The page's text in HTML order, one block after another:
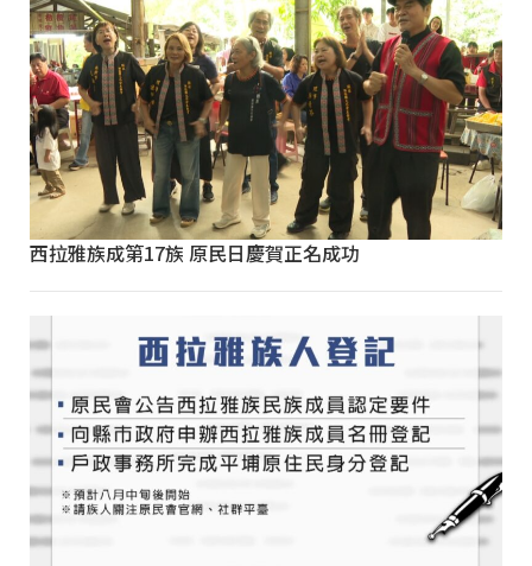
西拉雅族成第17族 原民日慶賀正名成功